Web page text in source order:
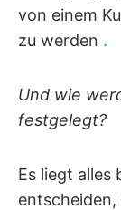
von einem
zu werden .
Und wie
festgelegt?
Es liegt alles